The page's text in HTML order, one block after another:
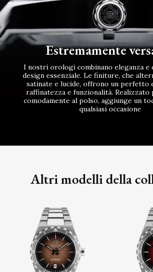
Estremamente
I nostri orologi combinano eleganza e
design essenziale. Le finiture, che
satinate e lucide, offrono un perfetto
raffinatezza e funzionalità. Realizzato
comodamente al polso, aggiunge un
qualsiasi occasione
Altri modelli della